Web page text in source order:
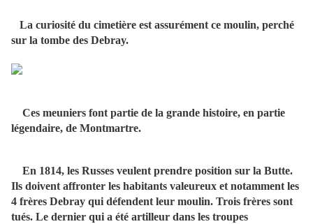
La curiosité du cimetière est assurément ce moulin, perché
sur la tombe des Debray.
Ces meuniers font partie de la grande histoire, en partie
légendaire, de Montmartre.
En 1814, les Russes veulent prendre position sur la Butte.
Ils doivent affronter les habitants valeureux et notamment les
4 frères Debray qui défendent leur moulin. Trois frères sont
tués. Le dernier qui a été artilleur dans les troupes